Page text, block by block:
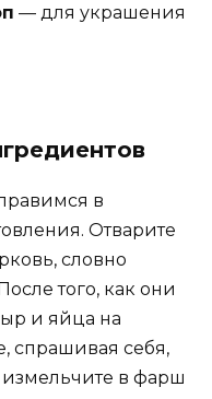
— для украшения
в
Отварите
словно
того, как они
и яйца на
спрашивая себя,
в фарш